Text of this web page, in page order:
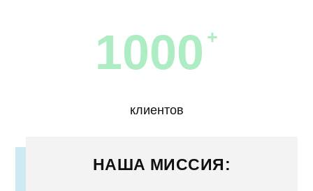
1000 +
клиентов
НАША МИССИЯ: